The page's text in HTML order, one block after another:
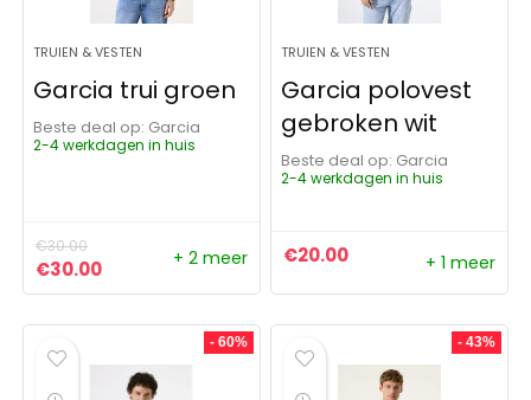
TRUIEN & VESTEN
Garcia trui groen
Beste deal op:
Garcia
2-4 werkdagen in huis
€30.00
Oorspronkelijke prijs was: €30.00.
€30.00Huidige prijs is: €30.00.
+ 2 meer
TRUIEN & VESTEN
Garcia polovest
gebroken wit
Beste deal op:
Garcia
2-4 werkdagen in huis
€20.00 + 1 meer
- 60% - 43%